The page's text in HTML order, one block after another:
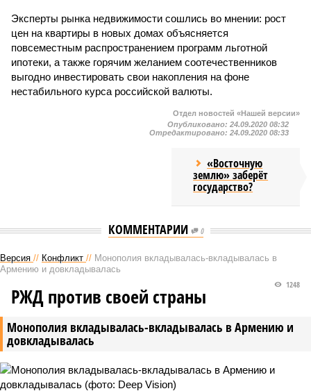
Эксперты рынка недвижимости сошлись во мнении: рост
цен на квартиры в новых домах объясняется
повсеместным распространением программ льготной
ипотеки, а также горячим желанием соотечественников
выгодно инвестировать свои накопления на фоне
нестабильного курса российской валюты.
Отдел новостей «Нашей версии»
Опубликовано: 24.09.2020 08:32
Отредактировано: 24.09.2020 08:33
«Восточную
землю» заберёт
государство?
КОММЕНТАРИИ 0
Версия // Конфликт // Монополия вкладывалась-вкладывалась в
Армению и довкладывалась
Монополия вкладывалась-вкладывалась в Армению и
довкладывалась
1248
РЖД против своей страны